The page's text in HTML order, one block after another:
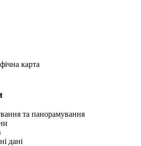
карта
та панорамування
дані